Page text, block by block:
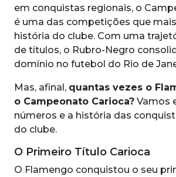
em conquistas regionais, o
é uma das competições que
história do clube. Com uma
de títulos, o Rubro-Negro
domínio no futebol do Rio de
Mas, afinal, quantas vezes o
o Campeonato Carioca? Vamos
números e a história das
do clube.
O Primeiro Título Carioca
O Flamengo conquistou o seu